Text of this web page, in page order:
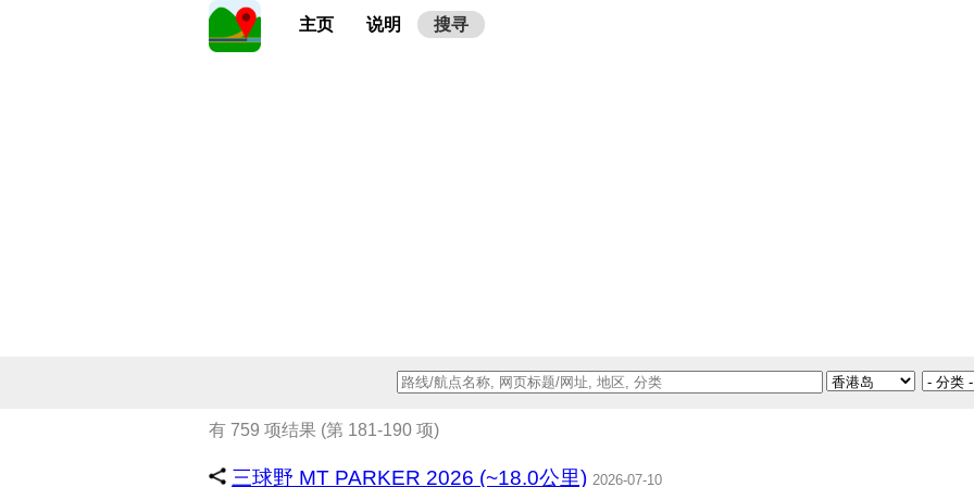
主页 说明 搜寻
有 759 项结果 (第 181-190 项)
三球野 MT PARKER 2026 (~18.0公里) 2026-07-10